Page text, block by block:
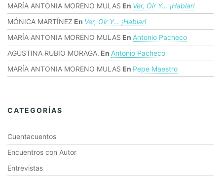
MARÍA ANTONIA MORENO MULAS En Ver, Oír Y… ¡hablar!
MÓNICA MARTÍNEZ En Ver, Oír Y… ¡hablar!
MARÍA ANTONIA MORENO MULAS En Antonio Pacheco
AGUSTINA RUBIO MORAGA. En Antonio Pacheco
MARÍA ANTONIA MORENO MULAS En Pepe Maestro
CATEGORÍAS
Cuentacuentos
Encuentros con Autor
Entrevistas